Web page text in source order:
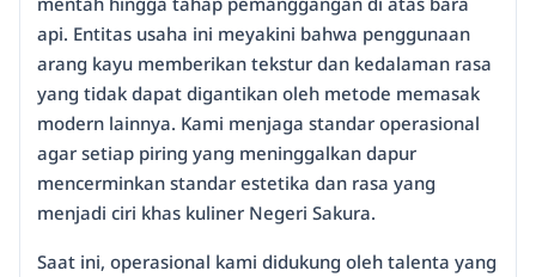
api. Entitas usaha ini meyakini bahwa penggunaan
arang kayu memberikan tekstur dan kedalaman rasa
yang tidak dapat digantikan oleh metode memasak
modern lainnya. Kami menjaga standar operasional
agar setiap piring yang meninggalkan dapur
mencerminkan standar estetika dan rasa yang
menjadi ciri khas kuliner Negeri Sakura.
Saat ini, operasional kami didukung oleh talenta yang